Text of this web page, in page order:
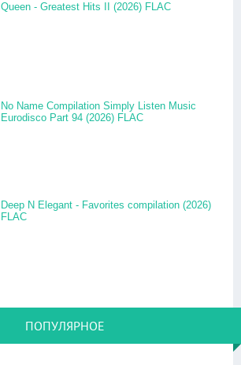
Queen - Greatest Hits II (2026) FLAC
No Name Compilation Simply Listen Music
Eurodisco Part 94 (2026) FLAC
Deep N Elegant - Favorites compilation (2026)
FLAC
ПОПУЛЯРНОЕ